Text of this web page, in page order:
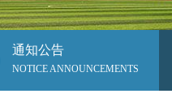
通知公告
NOTICE ANNOUNCEMENTS